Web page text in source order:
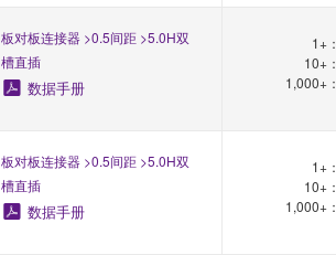
板对板连接器 >0.5间距 >5.0H双
槽直插
数据手册
1+：
10+：
1,000+：
板对板连接器 >0.5间距 >5.0H双
槽直插
数据手册
1+：
10+：
1,000+：